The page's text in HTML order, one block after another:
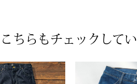
こちらもチェックして